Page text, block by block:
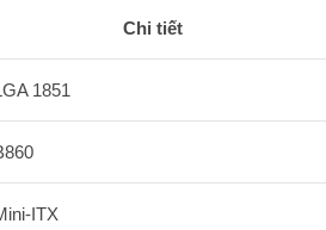
Chi tiết
1851
ITX